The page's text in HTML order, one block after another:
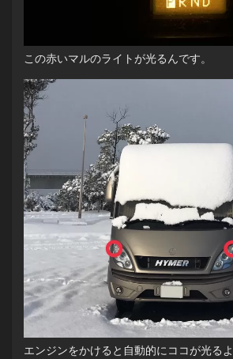
この赤いマルのライトが光るんです。
エンジンをかけると自動的にココが光る